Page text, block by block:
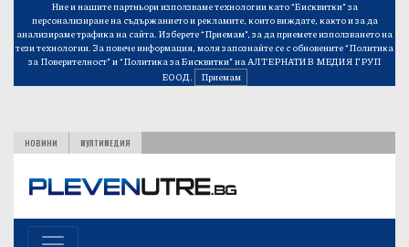
Ние и нашите партньори използваме технологии като “Бисквитки” за
персонализиране на съдържанието и рекламите, които виждате, както и за да
анализираме трафика на сайта. Изберете “Приемам”, за да приемете използването на
тези технологии. За повече информация, моля запознайте се с обновените“Политика
за Поверителност”и“Политика за Бисквитки”на АЛТЕРНАТИВ МЕДИЯ ГРУП
ЕООД.
Приемам
НОВИНИ МУЛТИМЕДИЯ